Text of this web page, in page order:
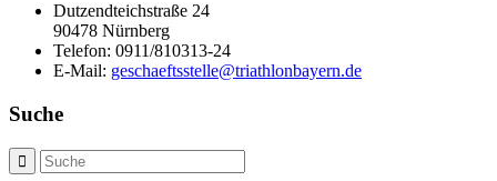
Dutzendteichstraße 24
90478 Nürnberg
Telefon: 0911/810313-24
E-Mail: geschaeftsstelle@triathlonbayern.de
Suche